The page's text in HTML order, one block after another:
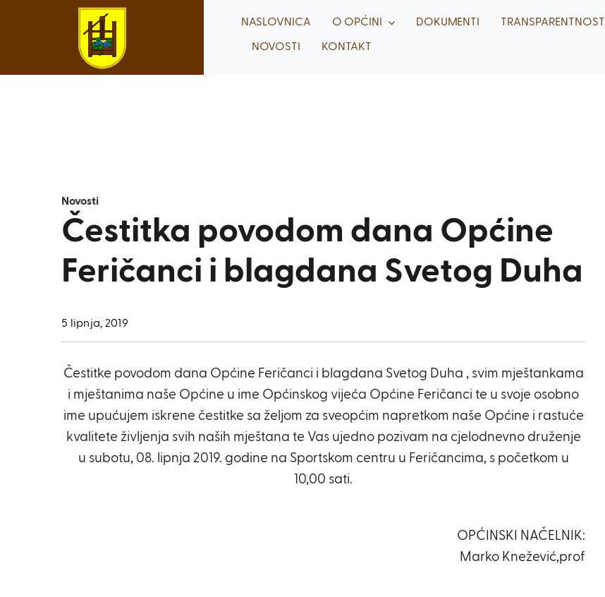
NASLOVNICA O OPĆINI DOKUMENTI TRANSPARENTNOST
NOVOSTI KONTAKT
Novosti
Čestitka povodom dana Općine
Feričanci i blagdana Svetog Duha
5 lipnja, 2019
Čestitke povodom dana Općine Feričanci i blagdana Svetog Duha , svim mještankama
i mještanima naše Općine u ime Općinskog vijeća Općine Feričanci te u svoje osobno
ime upućujem iskrene čestitke sa željom za sveopćim napretkom naše Općine i rastuće
kvalitete življenja svih naših mještana te Vas ujedno pozivam na cjelodnevno druženje
u subotu, 08. lipnja 2019. godine na Sportskom centru u Feričancima, s početkom u
10,00 sati.
OPĆINSKI NAČELNIK:
Marko Knežević,prof